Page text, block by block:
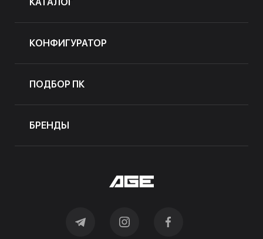
КОНФИГУРАТОР
ПОДБОР ПК
БРЕНДЫ